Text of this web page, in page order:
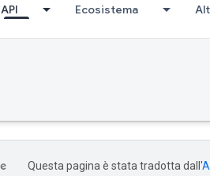
API Ecosistema
Questa pagina è stata tradotta dall'